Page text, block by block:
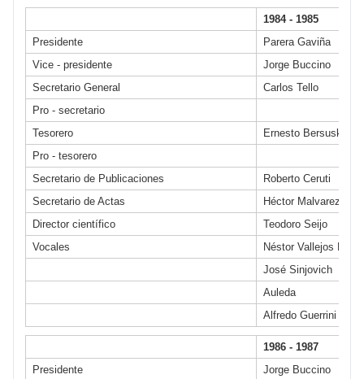
1984 - 1985
Presidente
Parera Gaviña
Vice - presidente
Jorge Buccino
Secretario General
Carlos Tello
Pro - secretario
Tesorero
Ernesto Bersusky
Pro - tesorero
Secretario de Publicaciones
Roberto Ceruti
Secretario de Actas
Héctor Malvarez
Director científico
Teodoro Seijo
Vocales
Néstor Vallejos
José Sinjovich
Auleda
Alfredo Guerrini
1986 - 1987
Presidente
Jorge Buccino